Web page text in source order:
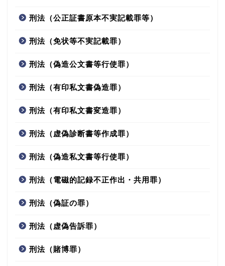
刑法（公正証書原本不実記載罪等）
刑法（免状等不実記載罪）
刑法（偽造公文書等行使罪）
刑法（有印私文書偽造罪）
刑法（有印私文書変造罪）
刑法（虚偽診断書等作成罪）
刑法（偽造私文書等行使罪）
刑法（電磁的記録不正作出・共用罪）
刑法（偽証の罪）
刑法（虚偽告訴罪）
刑法（賭博罪）